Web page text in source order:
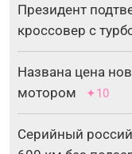
Президент
кроссовер с
Названа цена
мотором
✦10
Серийный